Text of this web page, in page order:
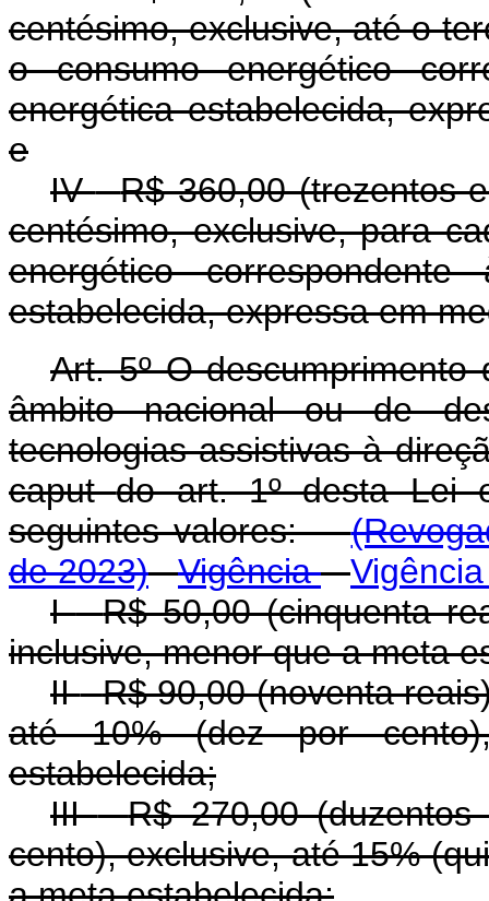
centésimo, exclusive, até o
o consumo energético
energética estabelecida,
e
IV-R$ 360,00 (trezentos
centésimo, exclusive, para
energético
estabelecida, expressa em
Art. 5º O
âmbito nacional ou de
tecnologias assistivas à
caputdo art. 1º desta Lei
seguintes valores:
de 2023)
Vigência
I-R$ 50,00 (cinquenta
inclusive, menor que a meta
II-R$ 90,00 (noventa
até 10% (dez por
estabelecida;
III-R$ 270,00
cento), exclusive, até 15%